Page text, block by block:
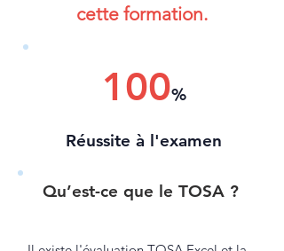
cette formation.
100%
Réussite à l'examen
Qu’est-ce que le TOSA ?